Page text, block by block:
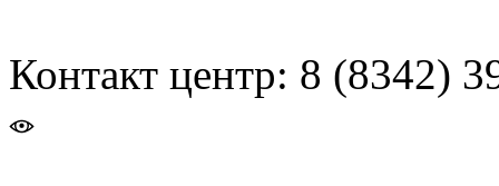
Контакт центр: 8 (8342)